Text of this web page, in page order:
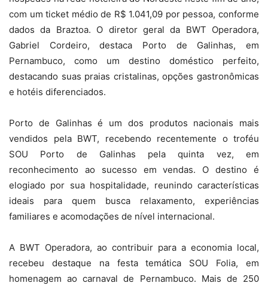
com um ticket médio de R$ 1.041,09 por pessoa, conforme
dados da Braztoa. O diretor geral da BWT Operadora,
Gabriel Cordeiro, destaca Porto de Galinhas, em
Pernambuco, como um destino doméstico perfeito,
destacando suas praias cristalinas, opções gastronômicas
e hotéis diferenciados.
Porto de Galinhas é um dos produtos nacionais mais
vendidos pela BWT, recebendo recentemente o troféu
SOU Porto de Galinhas pela quinta vez, em
reconhecimento ao sucesso em vendas. O destino é
elogiado por sua hospitalidade, reunindo características
ideais para quem busca relaxamento, experiências
familiares e acomodações de nível internacional.
A BWT Operadora, ao contribuir para a economia local,
recebeu destaque na festa temática SOU Folia, em
homenagem ao carnaval de Pernambuco. Mais de 250